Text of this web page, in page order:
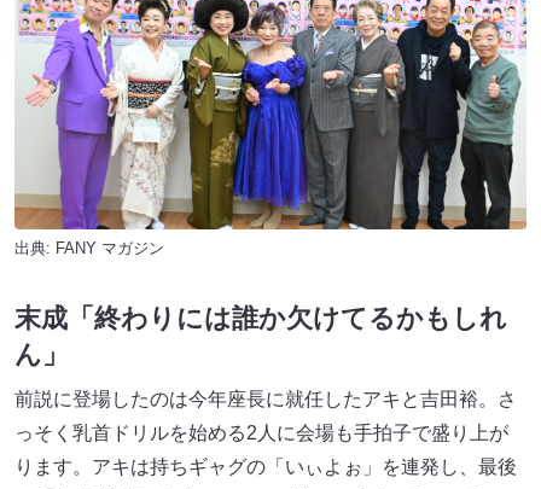
出典: FANY マガジン
末成「終わりには誰か欠けてるかもしれ
ん」
前説に登場したのは今年座長に就任したアキと吉田裕。さ
っそく乳首ドリルを始める2人に会場も手拍子で盛り上が
ります。アキは持ちギャグの「いぃよぉ」を連発し、最後